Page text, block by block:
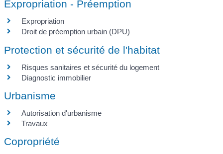
Expropriation - Préemption
Expropriation
Droit de préemption urbain (DPU)
Protection et sécurité de l'habitat
Risques sanitaires et sécurité du logement
Diagnostic immobilier
Urbanisme
Autorisation d'urbanisme
Travaux
Copropriété